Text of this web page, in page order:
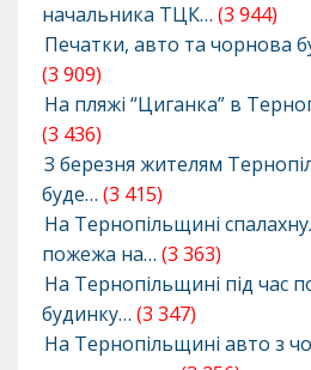
начальника ТЦК… (3 944)
Печатки, авто та чорнова
(3 909)
На пляжі “Циганка” в
(3 436)
З березня жителям
буде… (3 415)
На Тернопільщині
пожежа на… (3 363)
На Тернопільщині під час
будинку… (3 347)
На Тернопільщині авто з